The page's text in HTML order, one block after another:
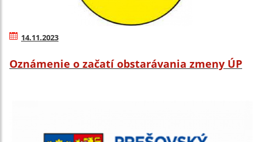
14.11.2023
Oznámenie o začatí obstarávania zmeny ÚP